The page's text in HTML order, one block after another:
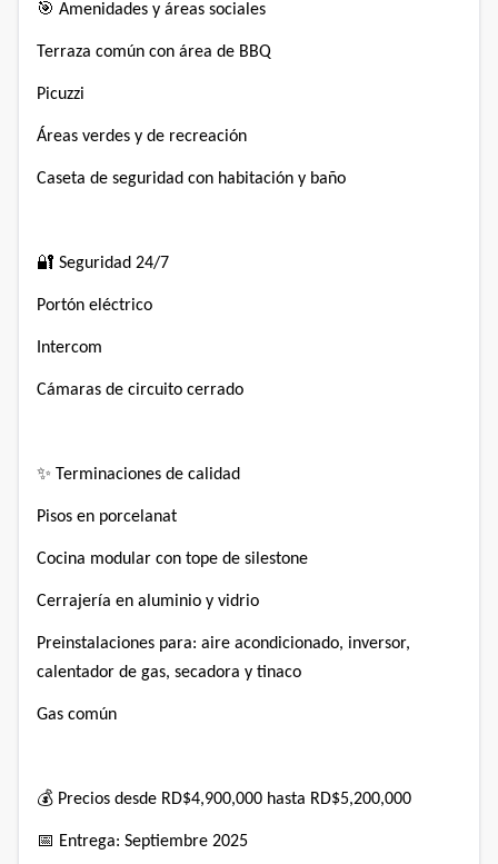
🎯 Amenidades y áreas sociales⁣
Terraza común con área de BBQ⁣
Picuzzi⁣
Áreas verdes y de recreación⁣
Caseta de seguridad con habitación y baño⁣
🔐 Seguridad 24/7⁣
Portón eléctrico⁣
Intercom⁣
Cámaras de circuito cerrado⁣
✨ Terminaciones de calidad⁣
Pisos en porcelanat⁣
Cocina modular con tope de silestone⁣
Cerrajería en aluminio y vidrio⁣
Preinstalaciones para: aire acondicionado, inversor,
calentador de gas, secadora y tinaco⁣
Gas común⁣
💰 Precios desde RD$4,900,000 hasta RD$5,200,000⁣
📅 Entrega: Septiembre 2025⁣